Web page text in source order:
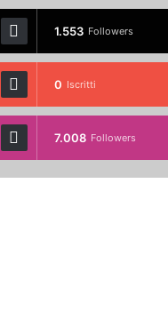
1.553 Followers
0 Iscritti
7.008 Followers